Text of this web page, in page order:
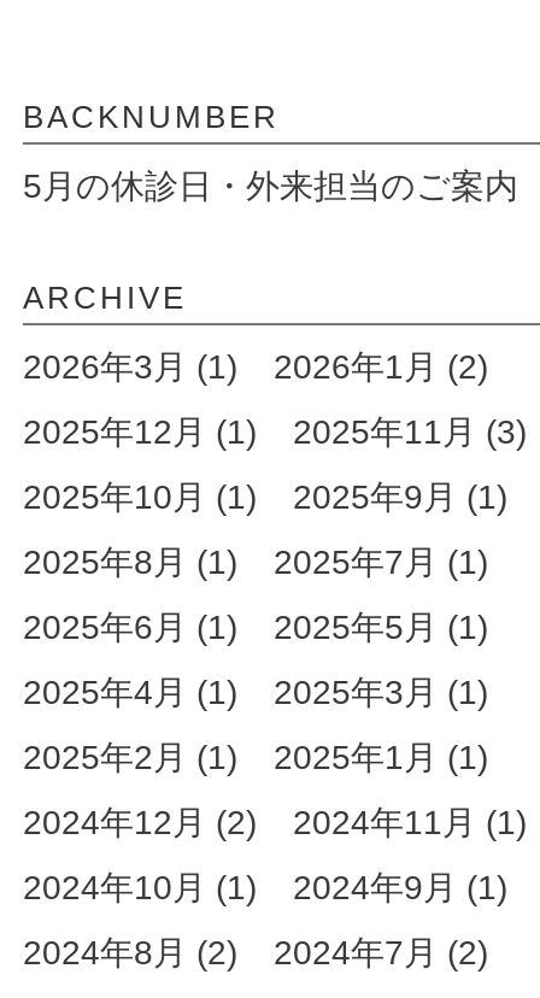
BACKNUMBER
5月の休診日・外来担当のご案内
ARCHIVE
2026年3月 (1)
2026年1月 (2)
2025年12月 (1)
2025年11月 (3)
2025年10月 (1)
2025年9月 (1)
2025年8月 (1)
2025年7月 (1)
2025年6月 (1)
2025年5月 (1)
2025年4月 (1)
2025年3月 (1)
2025年2月 (1)
2025年1月 (1)
2024年12月 (2)
2024年11月 (1)
2024年10月 (1)
2024年9月 (1)
2024年8月 (2)
2024年7月 (2)